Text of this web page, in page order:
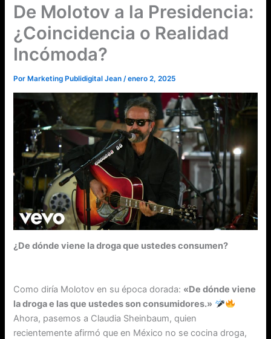
De Molotov a la Presidencia:
¿Coincidencia o Realidad
Incómoda?
PorMarketing Publidigital Jean /enero 2, 2025
¿De dónde viene la droga que ustedes consumen?
Como diría Molotov en su época dorada: «De dónde viene
la droga e las que ustedes son consumidores.»
Ahora, pasemos a Claudia Sheinbaum, quien
recientemente afirmó que en México no se cocina droga,